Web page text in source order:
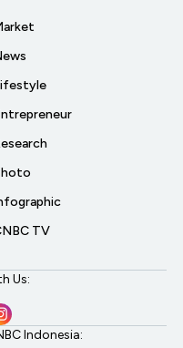
TV
Us:
Indonesia: